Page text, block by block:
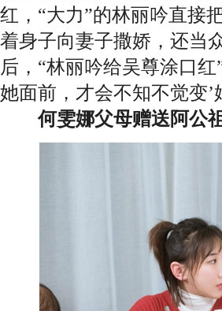
红，“大力”的林丽吟直接
着身子向妻子撒娇，还当
后，“林丽吟给吴尊涂口
她面前，才会不知不觉变’
何雯娜父母赠送阿公